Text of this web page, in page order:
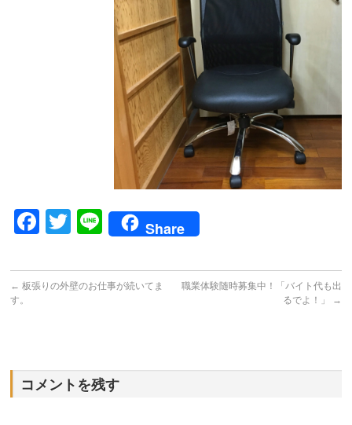
Facebook
Twitter
LineShare
← 板張りの外壁のお仕事が続いてま
す。
職業体験随時募集中！「バイト代も出
るでよ！」
→
コメントを残す